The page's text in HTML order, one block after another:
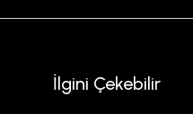
İlgini Çekebilir